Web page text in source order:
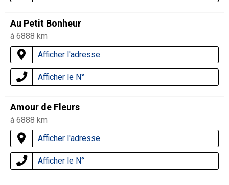
Au Petit Bonheur
à 6888 km
Afficher l'adresse
Afficher le N°
Amour de Fleurs
à 6888 km
Afficher l'adresse
Afficher le N°